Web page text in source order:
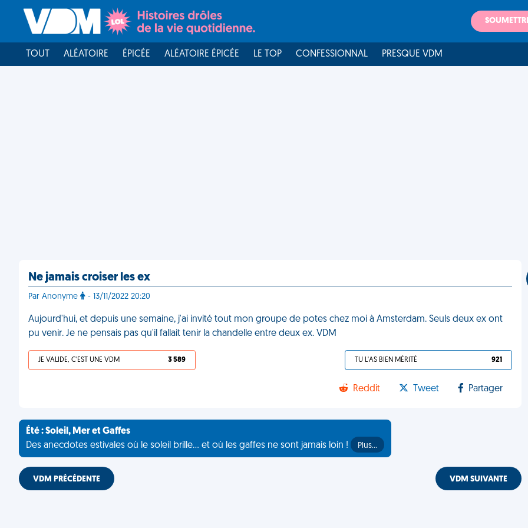
TOUT ALÉATOIRE ÉPICÉE ALÉATOIRE ÉPICÉE LE TOP CONFESSIONNAL PRESQUE VDM
Ne jamais croiser les ex
Par Anonyme - 13/11/2022 20:20
Aujourd'hui, et depuis une semaine, j'ai invité tout mon groupe de potes chez moi à Amsterdam. Seuls deux ex ont
pu venir. Je ne pensais pas qu'il fallait tenir la chandelle entre deux ex. VDM
JE VALIDE, C'EST UNE VDM 3 589 TU L'AS BIEN MÉRITÉ 921
Reddit Tweet Partager
Été : Soleil, Mer et Gaffes
Des anecdotes estivales où le soleil brille... et où les gaffes ne sont jamais loin !
Plus…
VDM PRÉCÉDENTE VDM SUIVANTE